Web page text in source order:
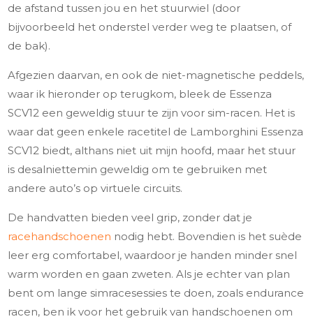
de afstand tussen jou en het stuurwiel (door
bijvoorbeeld het onderstel verder weg te plaatsen, of
de bak).
Afgezien daarvan, en ook de niet-magnetische peddels,
waar ik hieronder op terugkom, bleek de Essenza
SCV12 een geweldig stuur te zijn voor sim-racen. Het is
waar dat geen enkele racetitel de Lamborghini Essenza
SCV12 biedt, althans niet uit mijn hoofd, maar het stuur
is desalniettemin geweldig om te gebruiken met
andere auto’s op virtuele circuits.
De handvatten bieden veel grip, zonder dat je
racehandschoenen nodig hebt. Bovendien is het suède
leer erg comfortabel, waardoor je handen minder snel
warm worden en gaan zweten. Als je echter van plan
bent om lange simracesessies te doen, zoals endurance
racen, ben ik voor het gebruik van handschoenen om